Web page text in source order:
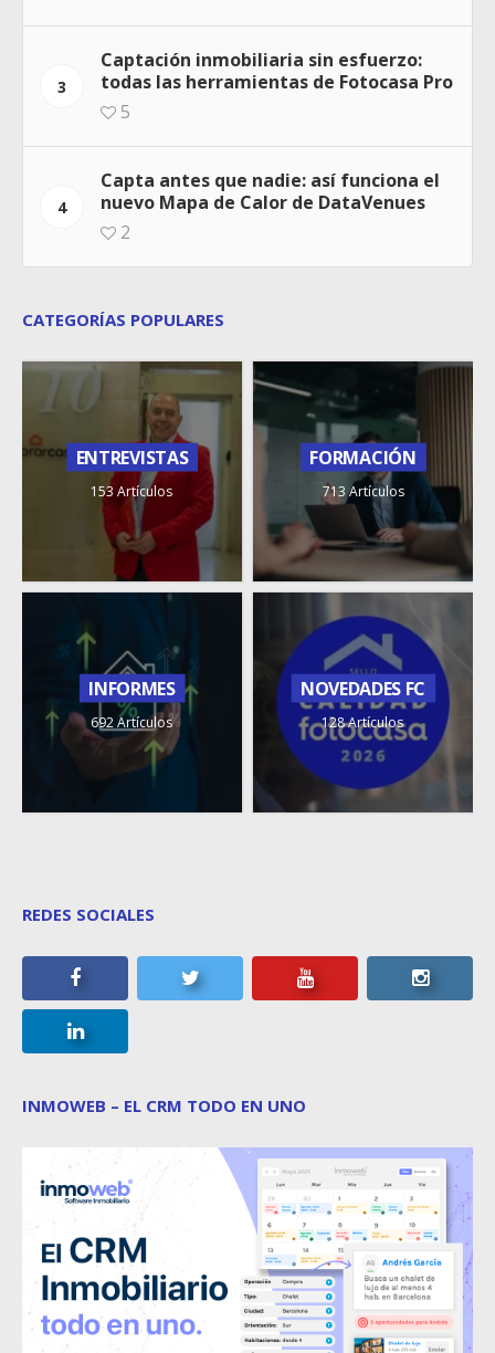
3
Captación inmobiliaria sin esfuerzo:
todas las herramientas de Fotocasa Pro
5
4
Capta antes que nadie: así funciona el
nuevo Mapa de Calor de DataVenues
2
CATEGORÍAS POPULARES
ENTREVISTAS
153 Artículos
FORMACIÓN
713 Artículos
INFORMES
692 Artículos
NOVEDADES FC
128 Artículos
REDES SOCIALES
INMOWEB – EL CRM TODO EN UNO